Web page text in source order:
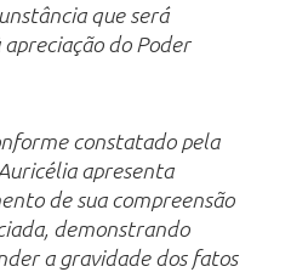
que será
do Poder
constatado pela
apresenta
de sua compreensão
demonstrando
a gravidade dos fatos